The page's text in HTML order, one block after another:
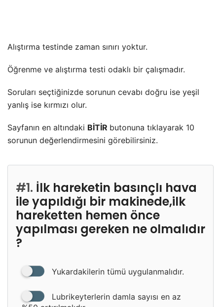
Alıştırma testinde zaman sınırı yoktur.
Öğrenme ve alıştırma testi odaklı bir çalışmadır.
Soruları seçtiğinizde sorunun cevabı doğru ise yeşil
yanlış ise kırmızı olur.
Sayfanın en altındaki BİTİR butonuna tıklayarak 10
sorunun değerlendirmesini görebilirsiniz.
#1. İlk hareketin basınçlı hava
ile yapıldığı bir makinede,ilk
hareketten hemen önce
yapılması gereken ne olmalıdır
?
Yukardakilerin tümü uygulanmalıdır.
Lubrikeyterlerin damla sayısı en az